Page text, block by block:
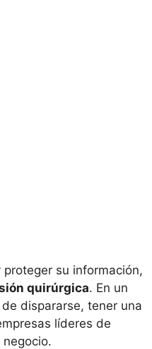
su información,
quirúrgica. En un
dispararse, tener una
líderes de